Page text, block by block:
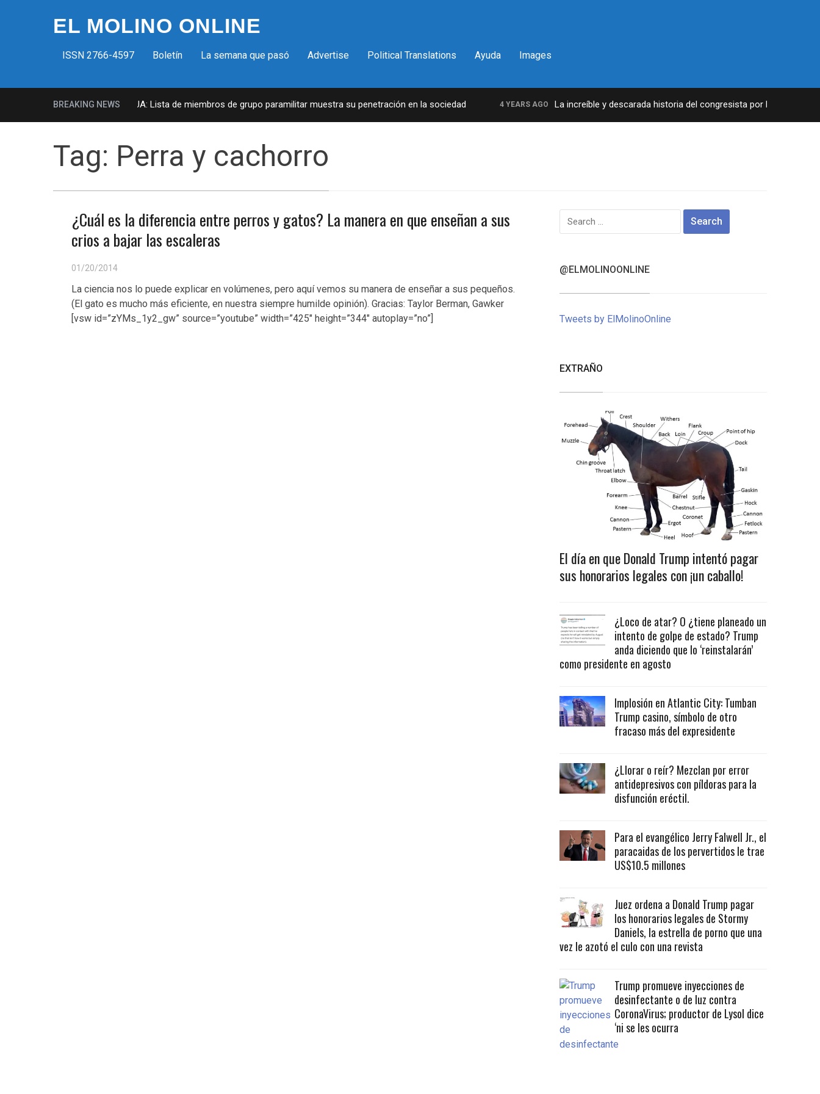
EL MOLINO ONLINE
ISSN 2766-4597 Boletín La semana que pasó Advertise Political Translations Ayuda Images
BREAKING NEWS
Milicias fascistas en EUA: Lista de miembros de grupo paramilitar muestra su penetración en la sociedad 4 YEARS AGO La increíble y descarada historia del congresista por NY George
Tag: Perra y cachorro
¿Cuál es la diferencia entre perros y gatos? La manera en que enseñan a sus
crios a bajar las escaleras
01/20/2014
La ciencia nos lo puede explicar en volúmenes, pero aquí vemos su manera de enseñar a sus pequeños.
(El gato es mucho más eficiente, en nuestra siempre humilde opinión). Gracias: Taylor Berman, Gawker
[vsw id=”zYMs_1y2_gw” source=”youtube” width=”425″ height=”344″ autoplay=”no”]
Search
for:
@ELMOLINOONLINE
Tweets by ElMolinoOnline
EXTRAÑO
El día en que Donald Trump intentó pagar
sus honorarios legales con ¡un caballo!
¿Loco de atar? O ¿tiene planeado un
intento de golpe de estado? Trump
anda diciendo que lo ‘reinstalarán’
como presidente en agosto
Implosión en Atlantic City: Tumban
Trump casino, símbolo de otro
fracaso más del expresidente
¿Llorar o reír? Mezclan por error
antidepresivos con píldoras para la
disfunción eréctil.
Para el evangélico Jerry Falwell Jr., el
paracaidas de los pervertidos le trae
US$10.5 millones
Juez ordena a Donald Trump pagar
los honorarios legales de Stormy
Daniels, la estrella de porno que una
vez le azotó el culo con una revista
Trump promueve inyecciones de
desinfectante o de luz contra
CoronaVirus; productor de Lysol dice
‘ni se les ocurra